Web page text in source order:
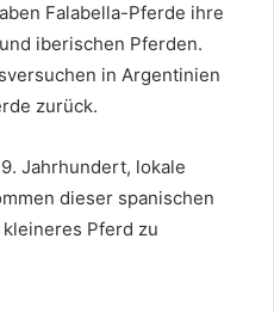
Falabella-Pferde ihre
iberischen Pferden.
in Argentinien
zurück.
Jahrhundert, lokale
dieser spanischen
Pferd zu